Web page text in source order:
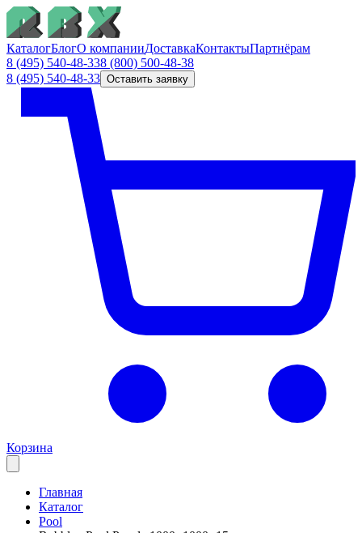
КаталогБлогО компанииДоставкаКонтактыПартнёрам
8 (495) 540-48-338 (800) 500-48-38
8 (495) 540-48-33 Оставить заявку
Корзина
Главная
Каталог
Pool